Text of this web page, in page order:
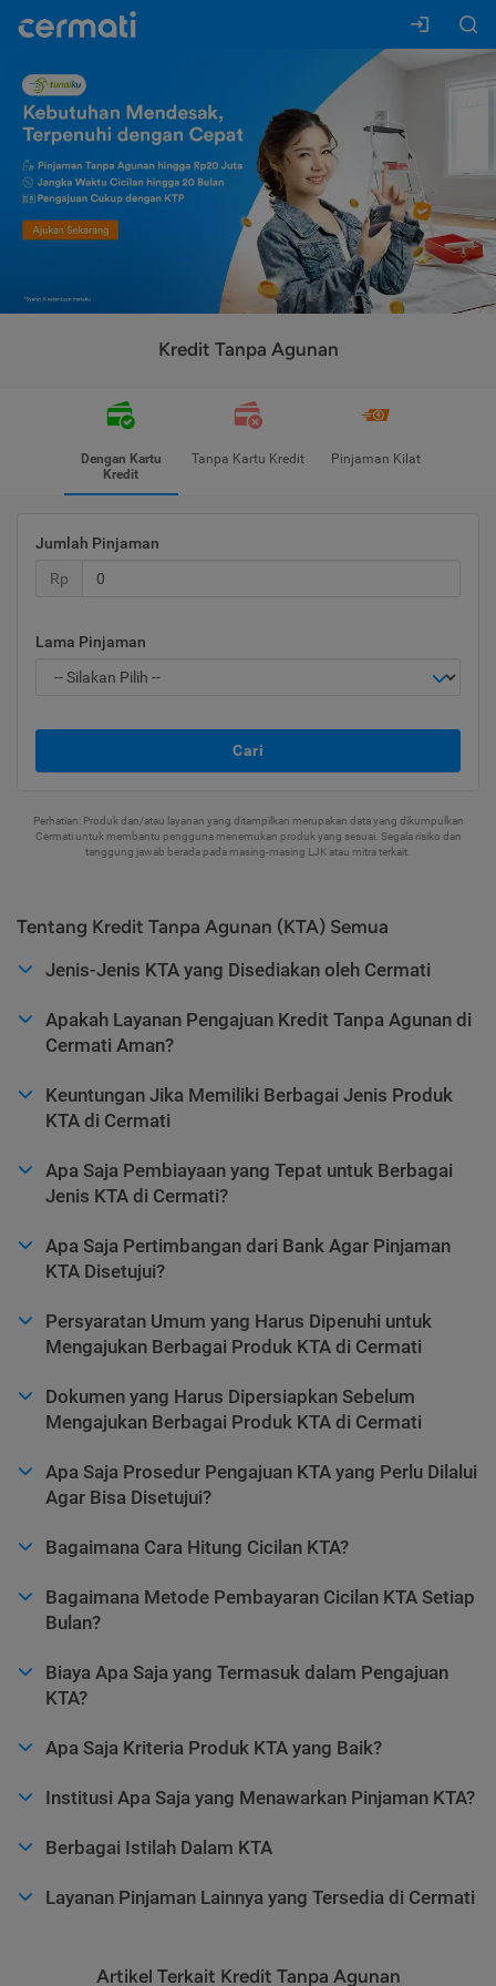
Kredit Tanpa Agunan
Dengan Kartu
Kredit
Tanpa Kartu Kredit Pinjaman Kilat
Jumlah Pinjaman
Rp
Lama Pinjaman
Cari
Perhatian: Produk dan/atau layanan yang ditampilkan merupakan data yang dikumpulkan
Cermati untuk membantu pengguna menemukan produk yang sesuai. Segala risiko dan
tanggung jawab berada pada masing-masing LJK atau mitra terkait.
Tentang Kredit Tanpa Agunan (KTA) Semua
Jenis-Jenis KTA yang Disediakan oleh Cermati
Apakah Layanan Pengajuan Kredit Tanpa Agunan di
Cermati Aman?
Keuntungan Jika Memiliki Berbagai Jenis Produk
KTA di Cermati
Apa Saja Pembiayaan yang Tepat untuk Berbagai
Jenis KTA di Cermati?
Apa Saja Pertimbangan dari Bank Agar Pinjaman
KTA Disetujui?
Persyaratan Umum yang Harus Dipenuhi untuk
Mengajukan Berbagai Produk KTA di Cermati
Dokumen yang Harus Dipersiapkan Sebelum
Mengajukan Berbagai Produk KTA di Cermati
Apa Saja Prosedur Pengajuan KTA yang Perlu Dilalui
Agar Bisa Disetujui?
Bagaimana Cara Hitung Cicilan KTA?
Bagaimana Metode Pembayaran Cicilan KTA Setiap
Bulan?
Biaya Apa Saja yang Termasuk dalam Pengajuan
KTA?
Apa Saja Kriteria Produk KTA yang Baik?
Institusi Apa Saja yang Menawarkan Pinjaman KTA?
Berbagai Istilah Dalam KTA
Layanan Pinjaman Lainnya yang Tersedia di Cermati
Artikel Terkait Kredit Tanpa Agunan